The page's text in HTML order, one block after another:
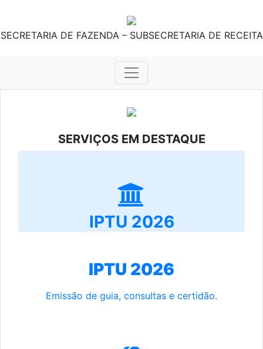
SECRETARIA DE FAZENDA – SUBSECRETARIA DE RECEITA
SERVIÇOS EM DESTAQUE
IPTU 2026
IPTU 2026
Emissão de guia, consultas e certidão.